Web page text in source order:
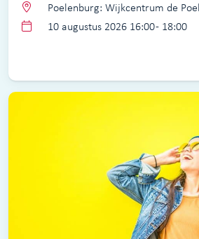
Poelenburg: Wijkcentrum de
10 augustus 2026 16:00 - 18:00